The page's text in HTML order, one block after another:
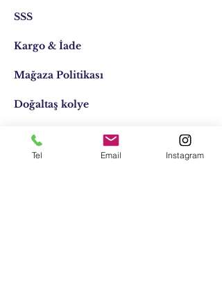
SSS
Kargo & İade
Mağaza Politikası
Doğaltaş kolye
Doğaltaş kişiye özel
Tasarımlar
Tel Email Instagram